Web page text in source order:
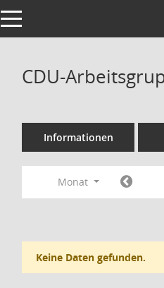
Toggle navigation
CDU-
Informationen
Monat
Keine Daten gefunden.